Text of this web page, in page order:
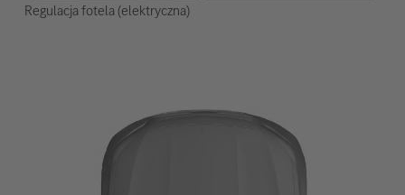
Regulacja fotela (elektryczna)